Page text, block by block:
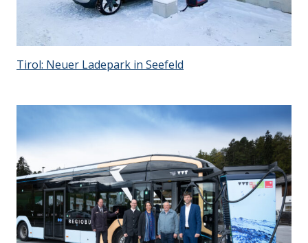
Tirol: Neuer Ladepark in Seefeld